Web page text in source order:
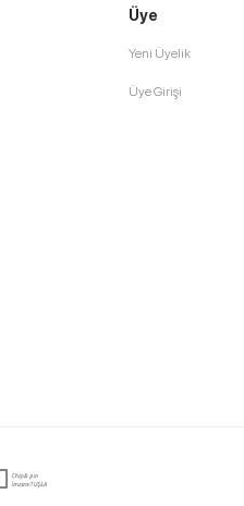
Üye
Yeni Üyelik
Üye Girişi